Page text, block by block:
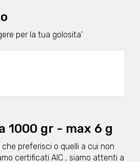
per la tua golosita'
1000 gr - max 6 g
preferisci o quelli a cui non
certificati AIC , siamo attenti a